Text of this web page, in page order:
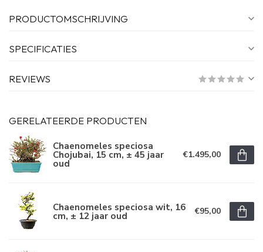
PRODUCTOMSCHRIJVING
SPECIFICATIES
REVIEWS
GERELATEERDE PRODUCTEN
Chaenomeles speciosa
Chojubai, 15 cm, ± 45 jaar
oud
€1.495,00
Chaenomeles speciosa wit, 16
cm, ± 12 jaar oud €95,00